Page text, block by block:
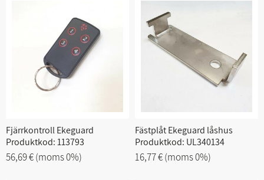
Fjärrkontroll Ekeguard
Produktkod: 113793
56,69 €(moms 0%)
Fästplåt Ekeguard låshus
Produktkod: UL340134
16,77 €(moms 0%)